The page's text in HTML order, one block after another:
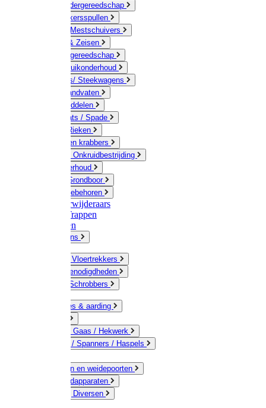
Hand-/ Kindergereedschap
Stratenmakersspullen
Sneeuw- / Mestschuivers
Baggeren & Zeisen
Elektrisch gereedschap
Boom / Struikonderhoud
Kruiwagens/ Steekwagens
Stelen / Handvaten
Tuinhulpmiddelen
Schop / Bats / Spade
Vorken & Rieken
Cultivator en krabbers
Schoffels / Onkruidbestrijding
Gazononderhoud
Hamers / Grondboor
Sledes / toebehoren
Onkruidverwijderaars
Ladders / Trappen
Werkbanken
Betonmolens
Bezems & Vloertrekkers
Schildersbenodigdheden
Borstels / Schrobbers
Accessoires & aarding
Geleiders / Gaas / Hekwerk
Verbinders / Spanners / Haspels
Doorgangen en weidepoorten
Schrikdraadapparaten
Afrastering Diversen